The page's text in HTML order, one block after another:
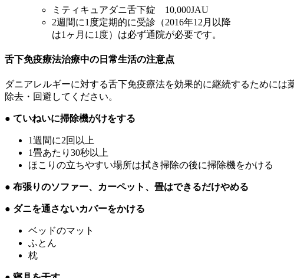
ミティキュアダニ舌下錠 10,000JAU
2週間に1度定期的に受診（2016年12月以降
は1ヶ月に1度）は必ず通院が必要です。
舌下免疫療法治療中の日常生活の注意点
ダニアレルギーに対する舌下免疫療法を効果的に継続するために
除去・回避してください。
● ていねいに掃除機がけをする
1週間に2回以上
1畳あたり30秒以上
ほこりの立ちやすい場所は拭き掃除の後に掃除機をかける
● 布張りのソファー、カーペット、畳はできるだけやめる
● ダニを通さないカバーをかける
ベッドのマット
ふとん
枕